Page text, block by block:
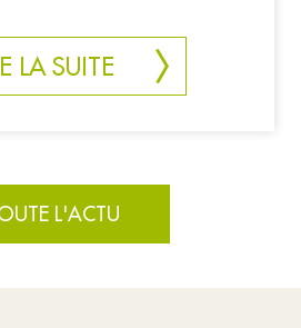
LA SUITE
L'ACTU